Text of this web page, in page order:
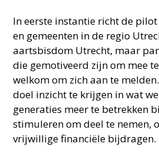
In eerste instantie richt de
en gemeenten in de regio
aartsbisdom Utrecht, maar
die gemotiveerd zijn om mee
welkom om zich aan te
doel inzicht te krijgen in wat
generaties meer te betrekken
stimuleren om deel te nemen,
vrijwillige financiële bijdragen.